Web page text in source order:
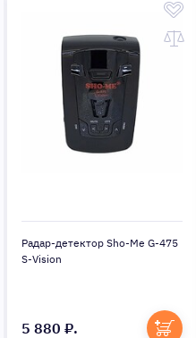
Радар-детектор Sho-Me G-475
S-Vision
5 880 ₽.